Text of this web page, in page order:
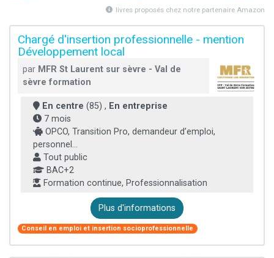
livres proposés chez notre partenaire Amazon
Chargé d'insertion professionnelle - mention
Développement local
par MFR St Laurent sur sèvre - Val de
sèvre formation
En centre (85) , En entreprise
7 mois
OPCO, Transition Pro, demandeur d’emploi,
personnel...
Tout public
BAC+2
Formation continue, Professionnalisation
Plus d'informations
Conseil en emploi et insertion socioprofessionnelle